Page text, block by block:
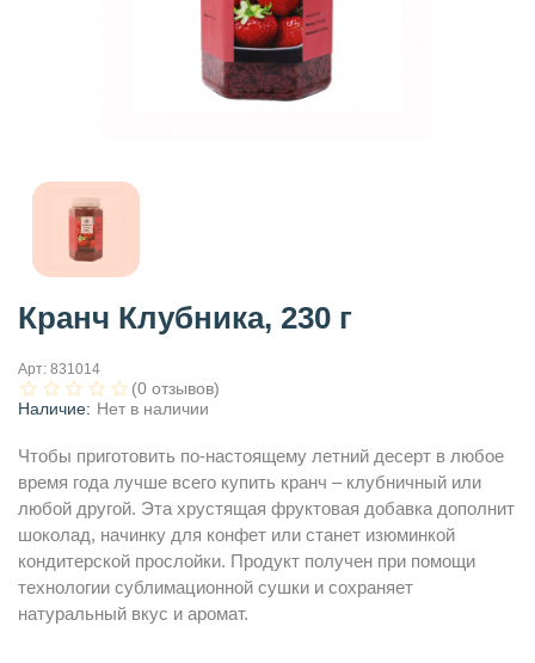
Кранч Клубника, 230 г
Арт: 831014
(0 отзывов)
Наличие: Нет в наличии
Чтобы приготовить по-настоящему летний десерт в любое
время года лучше всего купить кранч – клубничный или
любой другой. Эта хрустящая фруктовая добавка дополнит
шоколад, начинку для конфет или станет изюминкой
кондитерской прослойки. Продукт получен при помощи
технологии сублимационной сушки и сохраняет
натуральный вкус и аромат.